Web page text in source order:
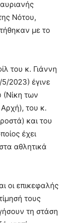
Νότου,
με το
του κ. Γιάννη
2023) έγινε
(Νίκη των
του κ.
και του
έχει
αθλητικά
οι επικεφαλής
τους
τη στάση